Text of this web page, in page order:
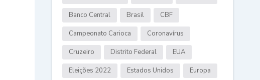
Banco Central Brasil CBF
Campeonato Carioca Coronavírus
Cruzeiro Distrito Federal EUA
Eleições 2022 Estados Unidos Europa